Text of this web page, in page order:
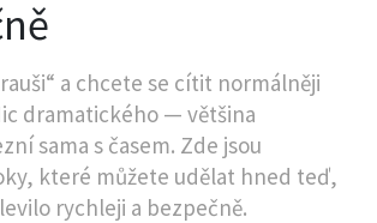
a chcete se cítit normálněji
dramatického — většina
sama s časem. Zde jsou
které můžete udělat hned teď,
rychleji a bezpečně.